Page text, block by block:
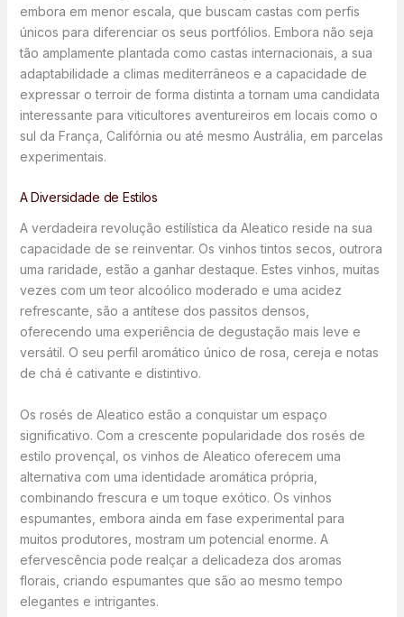
embora em menor escala, que buscam castas com perfis
únicos para diferenciar os seus portfólios. Embora não seja
tão amplamente plantada como castas internacionais, a sua
adaptabilidade a climas mediterrâneos e a capacidade de
expressar o terroir de forma distinta a tornam uma candidata
interessante para viticultores aventureiros em locais como o
sul da França, Califórnia ou até mesmo Austrália, em parcelas
experimentais.
A Diversidade de Estilos
A verdadeira revolução estilística da Aleatico reside na sua
capacidade de se reinventar. Os vinhos tintos secos, outrora
uma raridade, estão a ganhar destaque. Estes vinhos, muitas
vezes com um teor alcoólico moderado e uma acidez
refrescante, são a antítese dos passitos densos,
oferecendo uma experiência de degustação mais leve e
versátil. O seu perfil aromático único de rosa, cereja e notas
de chá é cativante e distintivo.
Os rosés de Aleatico estão a conquistar um espaço
significativo. Com a crescente popularidade dos rosés de
estilo provençal, os vinhos de Aleatico oferecem uma
alternativa com uma identidade aromática própria,
combinando frescura e um toque exótico. Os vinhos
espumantes, embora ainda em fase experimental para
muitos produtores, mostram um potencial enorme. A
efervescência pode realçar a delicadeza dos aromas
florais, criando espumantes que são ao mesmo tempo
elegantes e intrigantes.